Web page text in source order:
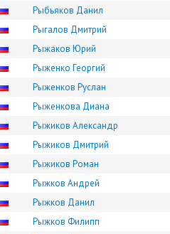
Рыбьяков Данил
Рыгалов Дмитрий
Рыжаков Юрий
Рыженко Георгий
Рыженков Руслан
Рыженкова Диана
Рыжиков Александр
Рыжиков Дмитрий
Рыжиков Роман
Рыжков Андрей
Рыжков Данил
Рыжков Филипп